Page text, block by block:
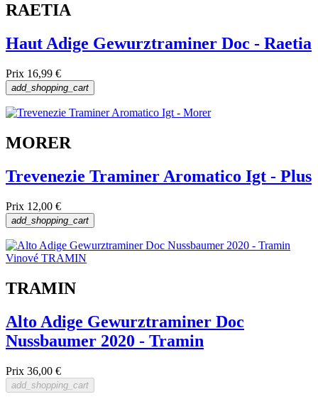
RAETIA
Haut Adige Gewurztraminer Doc - Raetia
Prix 16,99 €
add_shopping_cart
MORER
Trevenezie Traminer Aromatico Igt - Plus
Prix 12,00 €
add_shopping_cart
TRAMIN
Alto Adige Gewurztraminer Doc
Nussbaumer 2020 - Tramin
Prix 36,00 €
add_shopping_cart